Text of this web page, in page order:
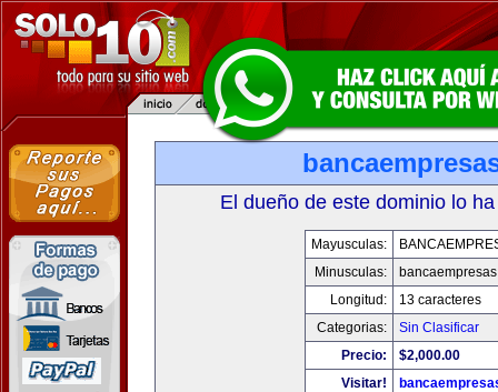
El dueño de este dominio lo
Mayusculas:
Minusculas:
Longitud:
13 caracteres
Categorias:
Sin Clasificar
Precio:
$2,000.00
Visitar!